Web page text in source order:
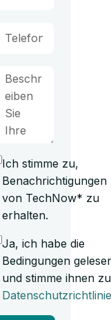
Ich stimme zu,
Benachrichtigungen
von TechNow* zu
erhalten.
Ja, ich habe die
Bedingungen
und stimme ihnen
Datenschutzrichtlinie